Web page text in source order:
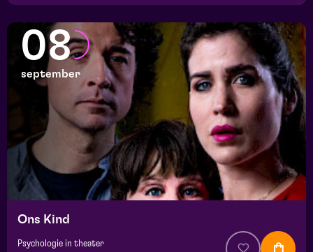
08
september
Ons Kind
Psychologie in theater